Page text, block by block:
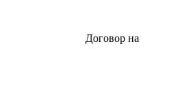
Договор на